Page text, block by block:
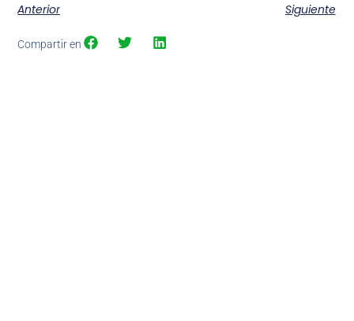
Anterior Siguiente
Compartir en